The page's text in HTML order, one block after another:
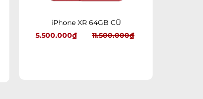
iPhone XR 64GB CŨ
5.500.000₫ 11.500.000₫